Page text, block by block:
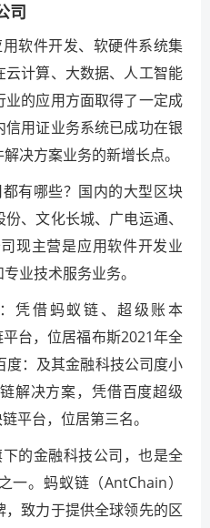
司
软件开发、软硬件系统集
计算、大数据、人工智能
的应用方面取得了一定成
用证业务系统已成功在银
决方案业务的新增长点。
有哪些？国内的大型区块
、文化长城、广电运通、
现主营是应用软件开发业
业技术服务业务。
凭借蚂蚁链、超级账本
台，位居福布斯2021年全
：及其金融科技公司度小
解决方案，凭借百度超级
平台，位居第三名。
的金融科技公司，也是全
一。蚂蚁链（AntChain）
致力于提供全球领先的区